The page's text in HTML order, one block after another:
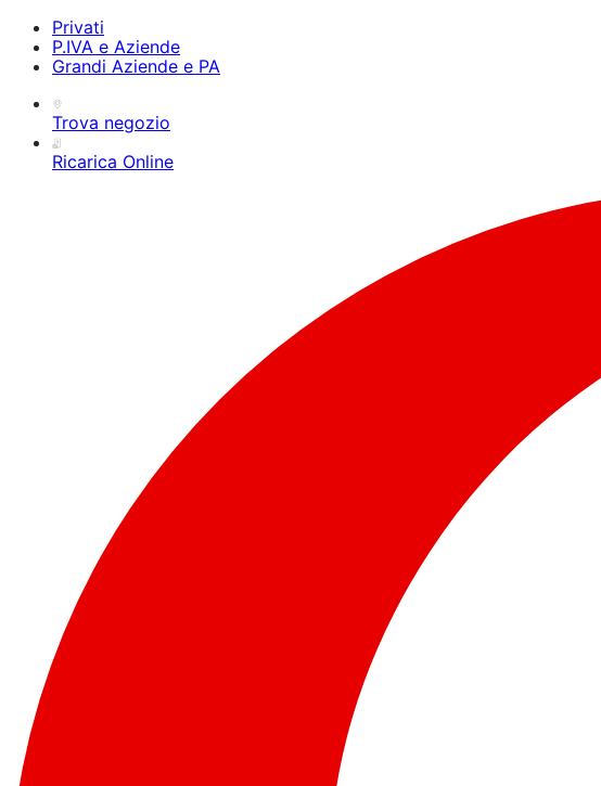
Privati
P.IVA e Aziende
Grandi Aziende e PA
Trova negozio
Ricarica Online